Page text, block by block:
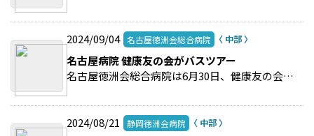
2024/09/04 名古屋徳洲会総合病院
名古屋病院 健康友の会がバスツアー
名古屋徳洲会総合病院は6月30日、健康友の会主催の「日帰り温泉バスツアー」を開催した。 >>続きを読む
2024/08/21 静岡徳洲会病院